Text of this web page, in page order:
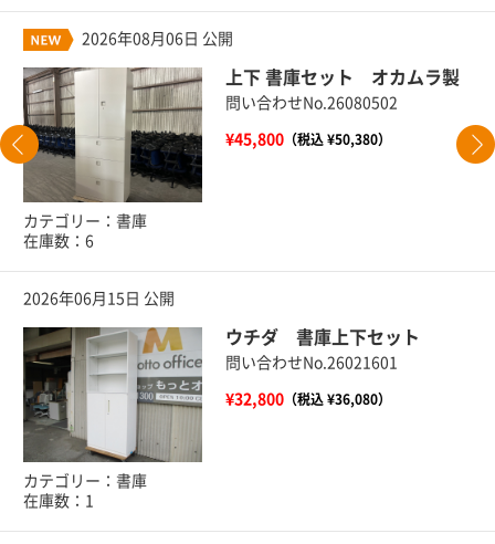
2026年08月06日 公開
上下 書庫セット オカムラ製
問い合わせNo.26080502
¥45,800（税込 ¥50,380）
カテゴリー：書庫
在庫数：6
2026年06月15日 公開
ウチダ 書庫上下セット
問い合わせNo.26021601
¥32,800（税込 ¥36,080）
カテゴリー：書庫
在庫数：1